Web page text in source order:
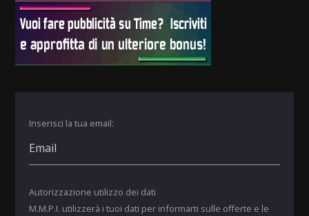
Inserisci la tua email:
Autorizzazione utilizzo dei dati
M.M.P.I. utilizzerà i tuoi dati per informarti sulle offerte e le